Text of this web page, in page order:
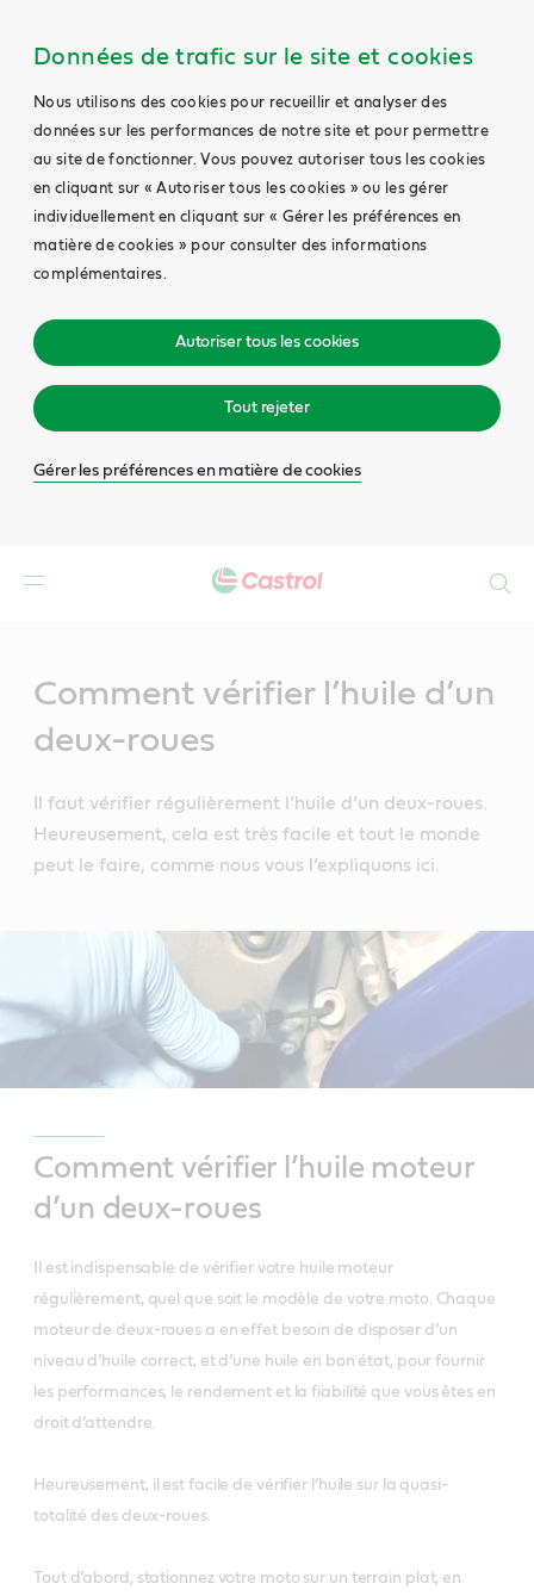
Données de trafic sur le site et cookies
Nous utilisons des cookies pour recueillir et analyser des
données sur les performances de notre site et pour permettre
au site de fonctionner. Vous pouvez autoriser tous les cookies
en cliquant sur « Autoriser tous les cookies » ou les gérer
individuellement en cliquant sur « Gérer les préférences en
matière de cookies » pour consulter des informations
complémentaires.
Autoriser tous les cookies
Tout rejeter
Gérer les préférences en matière de cookies
Comment vérifier l’huile d’un
deux-roues
Il faut vérifier régulièrement l’huile d’un deux-roues.
Heureusement, cela est très facile et tout le monde
peut le faire, comme nous vous l’expliquons ici.
Comment vérifier l’huile moteur
d’un deux-roues
Il est indispensable de vérifier votre huile moteur
régulièrement, quel que soit le modèle de votre moto. Chaque
moteur de deux-roues a en effet besoin de disposer d’un
niveau d’huile correct, et d’une huile en bon état, pour fournir
les performances, le rendement et la fiabilité que vous êtes en
droit d’attendre.
Heureusement, il est facile de vérifier l’huile sur la quasi-
totalité des deux-roues.
Tout d’abord, stationnez votre moto sur un terrain plat, en